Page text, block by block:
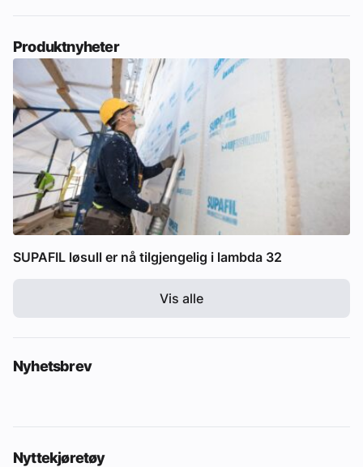
Produktnyheter
SUPAFIL løsull er nå tilgjengelig i lambda 32
Vis alle
Nyhetsbrev
Nyttekjøretøy